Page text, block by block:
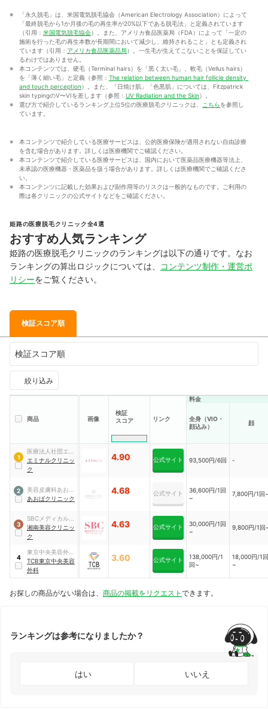
「永久脱毛」は、米国電気脱毛協会（American Electrology Association）によって
「最終脱毛から1か月後の毛の再生率が20%以下である脱毛法」と定義されています
（引用： 米国電気脱毛協会）。また、アメリカ食品医薬局（FDA）によって「一定の
施術を行った毛の再生本数が長期間において減少し、維持されること」とも定義され
ています（引用： アメリカ食品医薬品局）。一生毛が生えてこないことを保証してい
るわけではありません。
本コンテンツでは、硬毛（Terminal hairs）を「黒く太い毛」、軟毛（Vellus hairs）
を「薄く細い毛」と定義（参照： The relation between human hair follicle density
and touch perception）。また、「日焼け肌」「色黒肌」については、Fitzpatrick
skin typingのV〜VIを差します（参照： UV Radiation and the Skin）。
選び方で紹介しているランキング上位5位の医療脱毛クリニックは、
こちらを参照し
ています。
本コンテンツで紹介している医療サービスは、公的医療保険が適用されない自由診療
を含む場合があります。詳しくは医療機関でご確認ください。
本コンテンツで紹介している医療サービスは、国内において医薬品医療機器等法上、
未承認の医療機器・医薬品を扱う場合があります。詳しくは医療機関でご確認くださ
い。
本コンテンツに記載した効果および副作用等のリスクは一般的なものです。ご利用の
際は各クリニックの公式サイトなどをご確認ください。
姫路の医療脱毛クリニック全4選
おすすめ人気ランキング
姫路の医療脱毛クリニックのランキングは以下の通りです。なお
ランキングの算出ロジックについては、
コンテンツ制作・運営ポ
リシーをご覧ください。
検証スコア順
検証スコア順
絞り込み
商品 画像
検証
スコア
リンク
料金
全身（VIO・
顔込み）
顔
1
医療法人社団エミ
ナル
エミナルクリニッ
ク
4.90 公式サイト 93,500円/6回 -
2
美容皮膚科あおば
クリニック
あおばクリニック
4.68 公式サイト
36,600円/1回
~
7,800円/1回
3
SBCメディカルグ
ループ
湘南美容クリニッ
ク
4.63 公式サイト
30,000円/1回
~
9,800円/1回
4
東京中央美容外科
（TCB）
TCB東京中央美容
外科
3.60 公式サイト
138,000円/1
回~
18,000円/1回
~
お探しの商品がない場合は、 商品の掲載をリクエスト できます。
ランキングは参考になりましたか？
はい いいえ